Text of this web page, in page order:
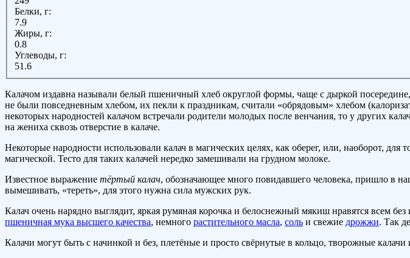
Белки, г:
7.9
Жиры, г:
0.8
Углеводы, г:
51.6
Калачом издавна называли белый пшеничный хлеб округлой формы, чаще с дыркой
не были повседневным хлебом, их пекли к праздникам, считали «обрядовым» хлебом
некоторых народностей калачом встречали родители молодых после венчания, то у других
на жениха сквозь отверстие в калаче.
Некоторые народности использовали калач в магических целях, как оберег, или, наоборот,
магической. Тесто для таких калачей нередко замешивали на грудном молоке.
Известное выражение тёртый калач, обозначающее много повидавшего человека, пришло в
вымешивать, «тереть», для этого нужна сила мужских рук.
Калач очень нарядно выглядит, яркая румяная корочка и белоснежный мякиш нравятся всем
пшеничная мука высшего качества, немного растительного масла, соль и свежие дрожжи. Так
Калачи могут быть с начинкой и без, плетёные и просто свёрнутые в кольцо, творожные